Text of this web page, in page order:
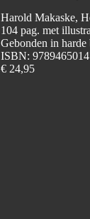
Harold Makaske,
104 pag. met
Gebonden in harde
ISBN:
€ 24,95